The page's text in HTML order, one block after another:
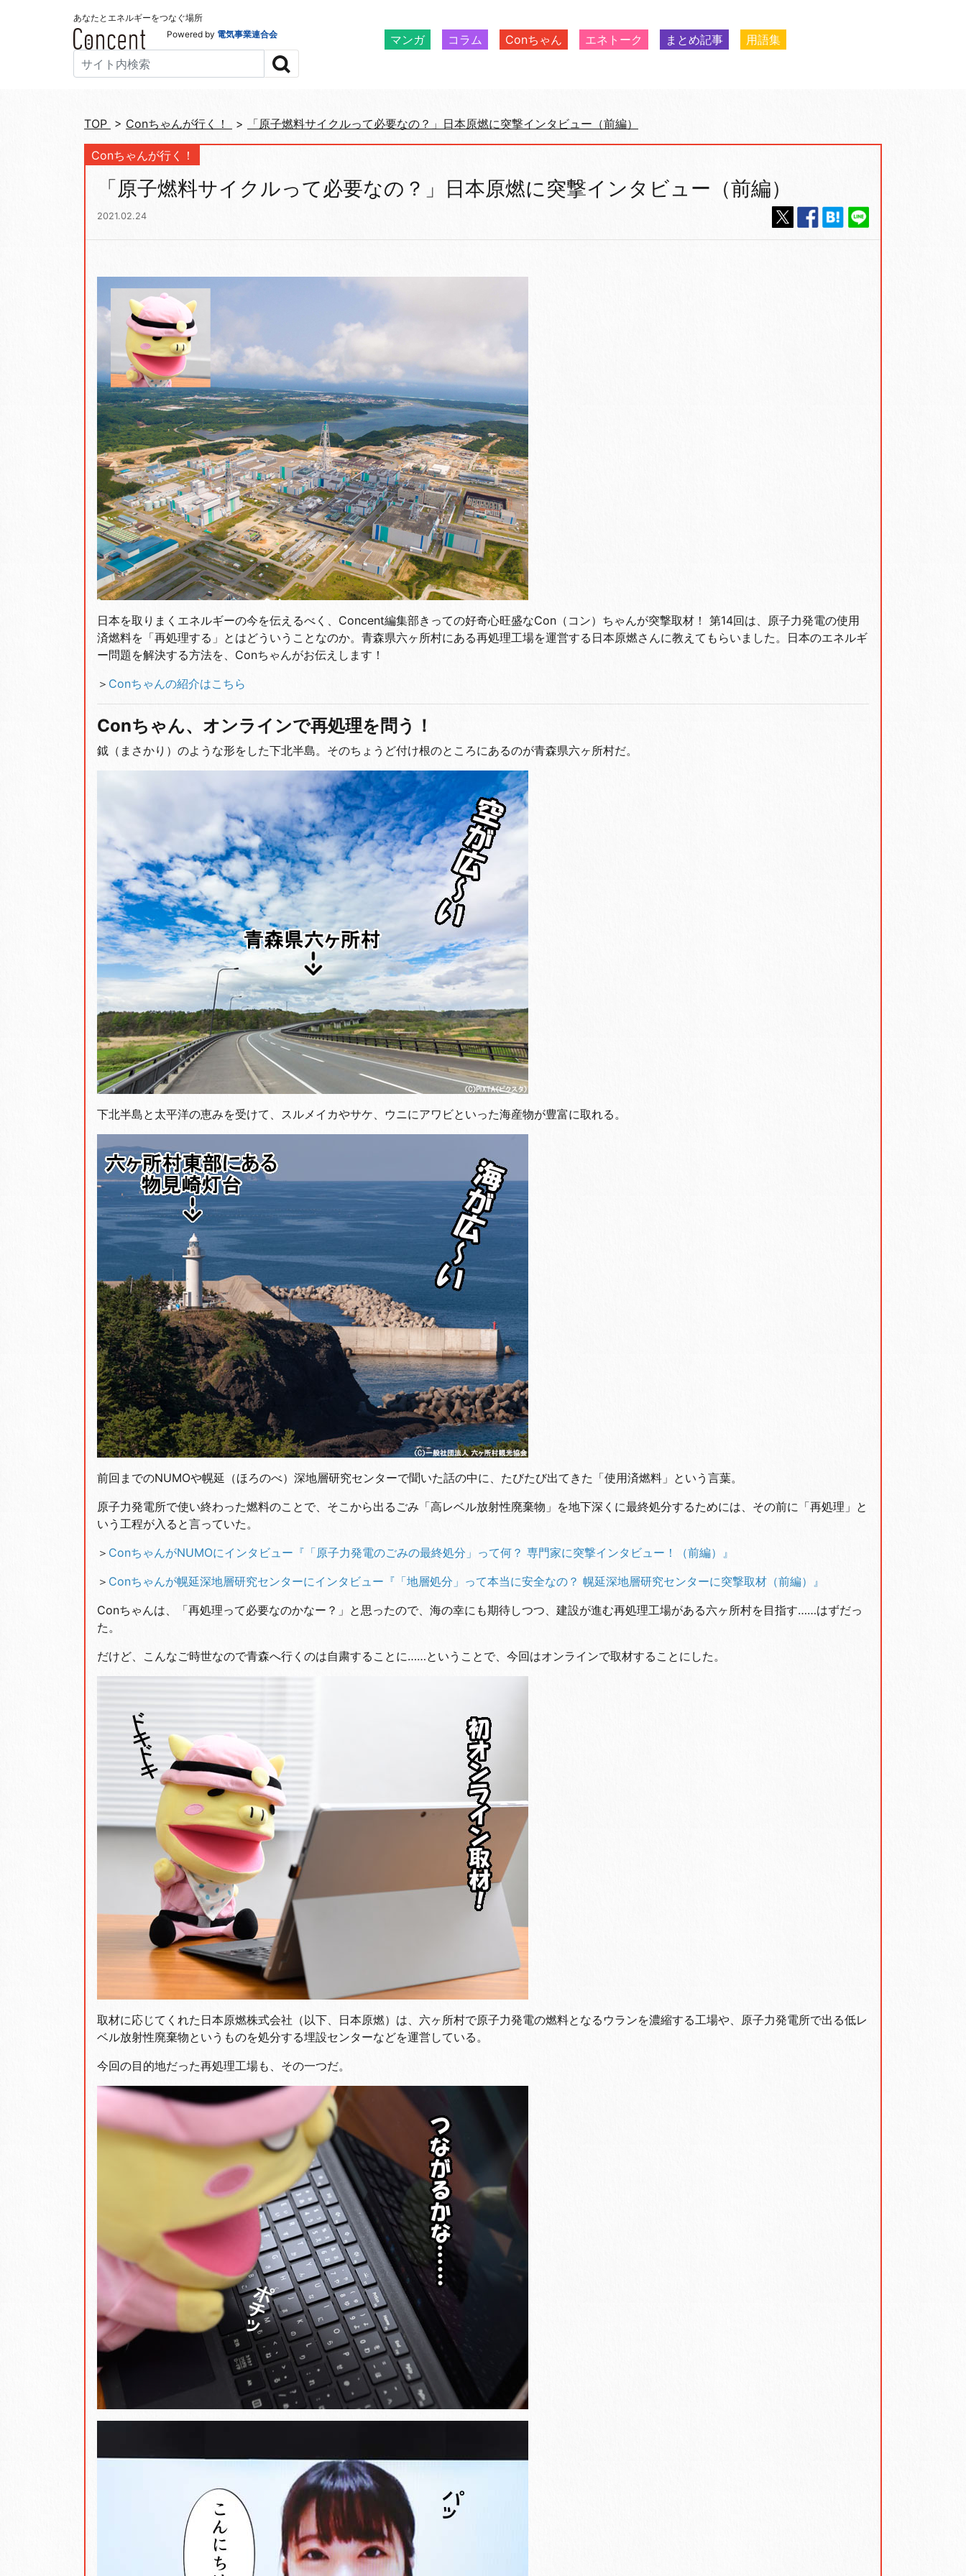
あなたとエネルギーをつなぐ場所
Powered by 電気事業連合会 マンガ コラム Conちゃん エネトーク まとめ記事 用語集
TOP > Conちゃんが行く！ > 「原子燃料サイクルって必要なの？」日本原燃に突撃インタビュー（前編）
Conちゃんが行く！
「原子燃料サイクルって必要なの？」日本原燃に突撃インタビュー（前編）
2021.02.24
日本を取りまくエネルギーの今を伝えるべく、Concent編集部きっての好奇心旺盛なCon（コン）ちゃんが突撃取材！ 第14回は、原子力発電の使用
済燃料を「再処理する」とはどういうことなのか。青森県六ヶ所村にある再処理工場を運営する日本原燃さんに教えてもらいました。日本のエネルギ
ー問題を解決する方法を、Conちゃんがお伝えします！
＞ Conちゃんの紹介はこちら
Conちゃん、オンラインで再処理を問う！
鉞（まさかり）のような形をした下北半島。そのちょうど付け根のところにあるのが青森県六ヶ所村だ。
下北半島と太平洋の恵みを受けて、スルメイカやサケ、ウニにアワビといった海産物が豊富に取れる。
前回までのNUMOや幌延（ほろのべ）深地層研究センターで聞いた話の中に、たびたび出てきた「使用済燃料」という言葉。
原子力発電所で使い終わった燃料のことで、そこから出るごみ「高レベル放射性廃棄物」を地下深くに最終処分するためには、その前に「再処理」と
いう工程が入ると言っていた。
＞ ConちゃんがNUMOにインタビュー『「原子力発電のごみの最終処分」って何？ 専門家に突撃インタビュー！（前編）』
＞ Conちゃんが幌延深地層研究センターにインタビュー『 「地層処分」って本当に安全なの？ 幌延深地層研究センターに突撃取材（前編） 』
Conちゃんは、「再処理って必要なのかなー？」と思ったので、海の幸にも期待しつつ、建設が進む再処理工場がある六ヶ所村を目指す……はずだっ
た。
だけど、こんなご時世なので青森へ行くのは自粛することに……ということで、今回はオンラインで取材することにした。
取材に応じてくれた日本原燃株式会社（以下、日本原燃）は、六ヶ所村で原子力発電の燃料となるウランを濃縮する工場や、原子力発電所で出る低レ
ベル放射性廃棄物というものを処分する埋設センターなどを運営している。
今回の目的地だった再処理工場も、その一つだ。